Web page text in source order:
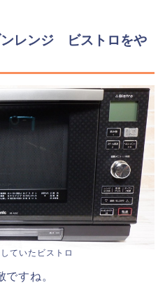
レンジ ビストロをや
ていたビストロ
ですね。